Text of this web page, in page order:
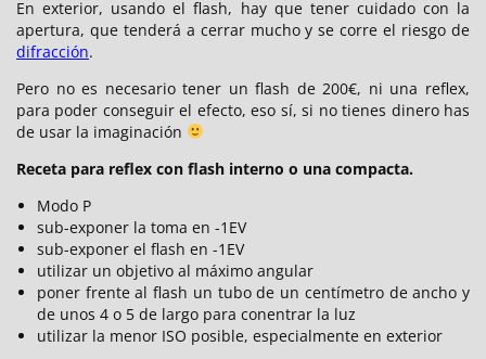
En exterior, usando el flash, hay que tener cuidado con la
apertura, que tenderá a cerrar mucho y se corre el riesgo de
difracción.
Pero no es necesario tener un flash de 200€, ni una reflex,
para poder conseguir el efecto, eso sí, si no tienes dinero has
de usar la imaginación
Receta para reflex con flash interno o una compacta.
Modo P
sub-exponer la toma en -1EV
sub-exponer el flash en -1EV
utilizar un objetivo al máximo angular
poner frente al flash un tubo de un centímetro de ancho y
de unos 4 o 5 de largo para conentrar la luz
utilizar la menor ISO posible, especialmente en exterior